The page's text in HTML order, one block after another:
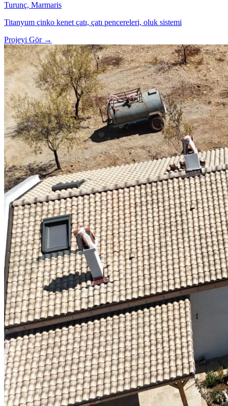
Turunç, Marmaris
Titanyum çinko kenet çatı, çatı pencereleri, oluk sistemi
Projeyi Gör →